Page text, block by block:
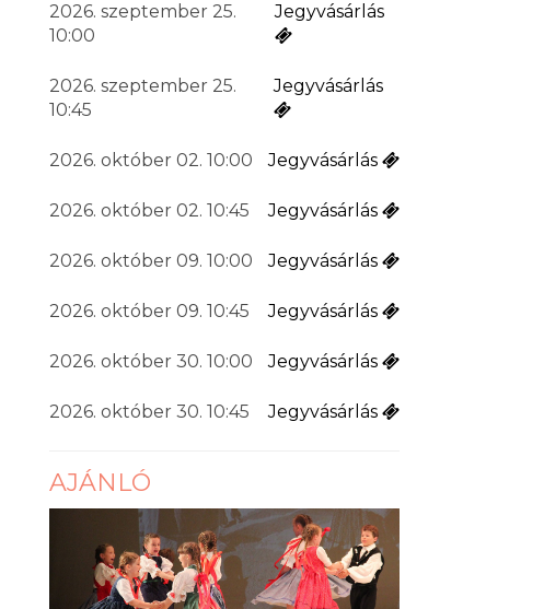
2026. szeptember 25.
10:00
Jegyvásárlás
2026. szeptember 25.
10:45
Jegyvásárlás
2026. október 02. 10:00 Jegyvásárlás
2026. október 02. 10:45 Jegyvásárlás
2026. október 09. 10:00 Jegyvásárlás
2026. október 09. 10:45 Jegyvásárlás
2026. október 30. 10:00 Jegyvásárlás
2026. október 30. 10:45 Jegyvásárlás
AJÁNLÓ